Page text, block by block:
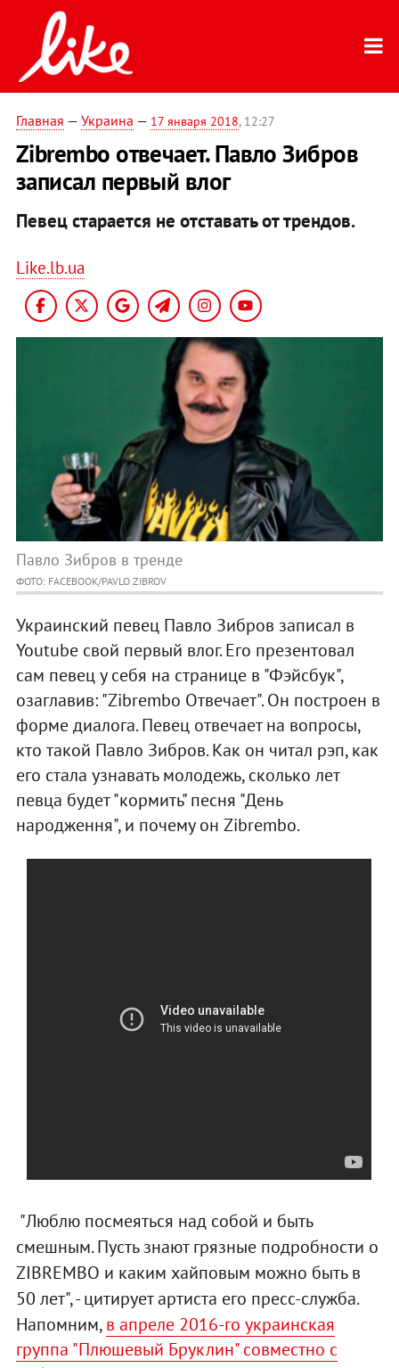
Главная — Украина — 17 января 2018, 12:27
Zibrembo отвечает. Павло Зибров
записал первый влог
Певец старается не отставать от трендов.
Like.lb.ua
Павло Зибров в тренде
ФОТО: FACEBOOK/PAVLO ZIBROV
Украинский певец Павло Зибров записал в
Youtube свой первый влог. Его презентовал
сам певец у себя на странице в "Фэйсбук",
озаглавив: "Zibrembo Отвечает". Он построен в
форме диалога. Певец отвечает на вопросы,
кто такой Павло Зибров. Как он читал рэп, как
его стала узнавать молодежь, сколько лет
певца будет "кормить" песня "День
народження", и почему он Zibrembo.
"Люблю посмеяться над собой и быть
смешным. Пусть знают грязные подробности о
ZIBREMBO и каким хайповым можно быть в
50 лет", - цитирует артиста его пресс-служба.
Напомним,в апреле 2016-го украинская
группа "Плюшевый Бруклин" совместно с